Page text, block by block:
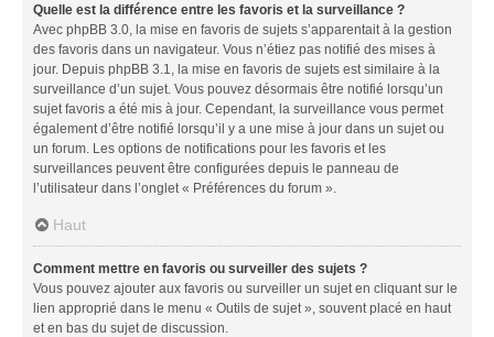
Quelle est la différence entre les favoris et la surveillance ?
Avec phpBB 3.0, la mise en favoris de sujets s’apparentait à la gestion
des favoris dans un navigateur. Vous n’étiez pas notifié des mises à
jour. Depuis phpBB 3.1, la mise en favoris de sujets est similaire à la
surveillance d’un sujet. Vous pouvez désormais être notifié lorsqu’un
sujet favoris a été mis à jour. Cependant, la surveillance vous permet
également d’être notifié lorsqu’il y a une mise à jour dans un sujet ou
un forum. Les options de notifications pour les favoris et les
surveillances peuvent être configurées depuis le panneau de
l’utilisateur dans l’onglet « Préférences du forum ».
Haut
Comment mettre en favoris ou surveiller des sujets ?
Vous pouvez ajouter aux favoris ou surveiller un sujet en cliquant sur le
lien approprié dans le menu « Outils de sujet », souvent placé en haut
et en bas du sujet de discussion.